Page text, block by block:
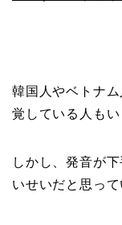
韓国人やベトナ
覚している人もい
しかし、発音が
いせいだと思って